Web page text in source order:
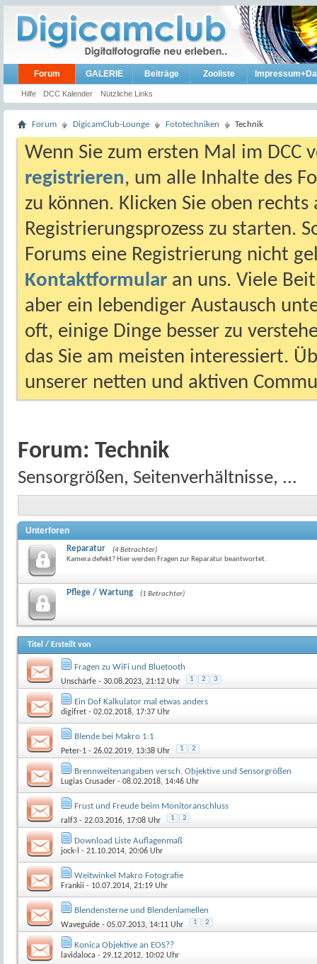
Forum
Hilfe DCC Kalender Nützliche Links
GALERIE Beiträge Zooliste
Forum DigicamClub-Lounge Fototechniken Technik
Wenn Sie zum ersten Mal im DCC
registrieren, um alle Inhalte des
zu können. Klicken Sie oben
Registrierungsprozess zu starten.
Forums eine Registrierung nicht
Kontaktformular an uns. Viele
aber ein lebendiger Austausch
oft, einige Dinge besser zu
das Sie am meisten interessiert.
unserer netten und aktiven
Forum: Technik
Sensorgrößen, Seitenverhältnisse, ...
Unterforen
Reparatur
(4 Betrachter)
Kamera defekt? Hier werden Fragen zur Reparatur beantwortet.
Pflege / Wartung (1 Betrachter)
Titel / Erstellt von
Fragen zu WiFi und Bluetooth
Unschärfe - 30.08.2023, 21:12 Uhr 1 2 3
Ein Dof Kalkulator mal etwas anders
digifret - 02.02.2018, 17:37 Uhr
Blende bei Makro 1:1
Peter-1 - 26.02.2019, 13:38 Uhr 1 2
Brennweitenangaben versch. Objektive und Sensorgrößen
Lugias Crusader - 08.02.2018, 14:46 Uhr
Frust und Freude beim Monitoranschluss
ralf3 - 22.03.2016, 17:08 Uhr 1 2
Download Liste Auflagenmaß
jock-l - 21.10.2014, 20:06 Uhr
Weitwinkel Makro Fotografie
Frankii - 10.07.2014, 21:19 Uhr
Blendensterne und Blendenlamellen
Waveguide - 05.07.2013, 14:11 Uhr 1 2
Konica Objektive an EOS??
lavidaloca - 29.12.2012, 10:02 Uhr